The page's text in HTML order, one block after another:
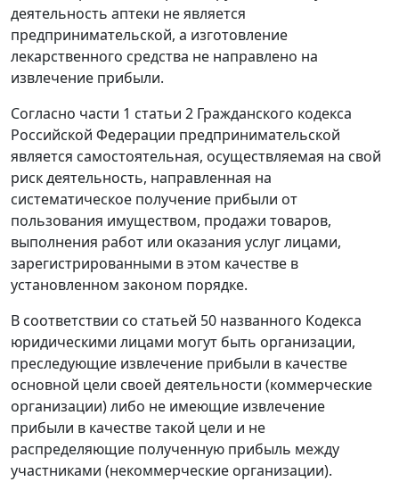
деятельность аптеки не является
предпринимательской, а изготовление
лекарственного средства не направлено на
извлечение прибыли.
Согласно части 1 статьи 2 Гражданского кодекса
Российской Федерации предпринимательской
является самостоятельная, осуществляемая на свой
риск деятельность, направленная на
систематическое получение прибыли от
пользования имуществом, продажи товаров,
выполнения работ или оказания услуг лицами,
зарегистрированными в этом качестве в
установленном законом порядке.
В соответствии со статьей 50 названного Кодекса
юридическими лицами могут быть организации,
преследующие извлечение прибыли в качестве
основной цели своей деятельности (коммерческие
организации) либо не имеющие извлечение
прибыли в качестве такой цели и не
распределяющие полученную прибыль между
участниками (некоммерческие организации).